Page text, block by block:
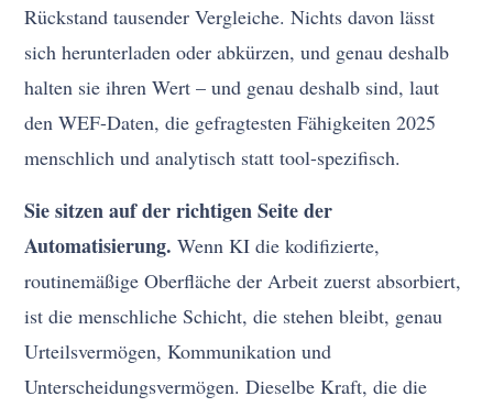
Rückstand tausender Vergleiche. Nichts davon lässt
sich herunterladen oder abkürzen, und genau deshalb
halten sie ihren Wert – und genau deshalb sind, laut
den WEF-Daten, die gefragtesten Fähigkeiten 2025
menschlich und analytisch statt tool-spezifisch.
Sie sitzen auf der richtigen Seite der
Automatisierung. Wenn KI die kodifizierte,
routinemäßige Oberfläche der Arbeit zuerst absorbiert,
ist die menschliche Schicht, die stehen bleibt, genau
Urteilsvermögen, Kommunikation und
Unterscheidungsvermögen. Dieselbe Kraft, die die